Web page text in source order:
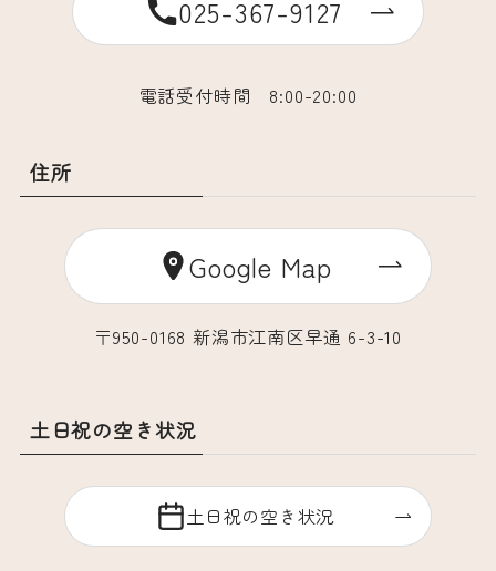
025-367-9127
電話受付時間 8:00-20:00
住所
Google Map
〒950-0168 新潟市江南区早通 6-3-10
土日祝の空き状況
土日祝の空き状況